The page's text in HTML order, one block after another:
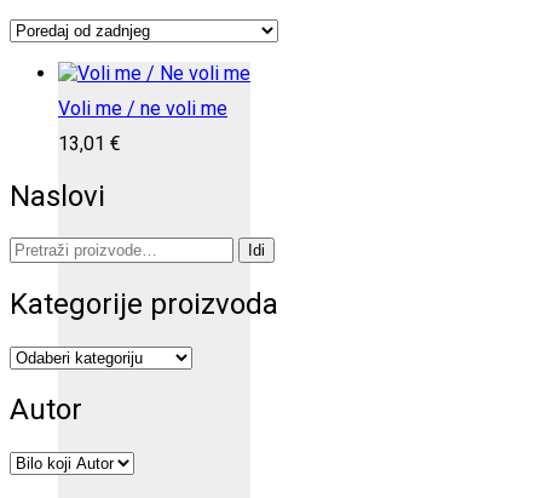
Voli me / ne voli me
13,01 €
Naslovi
Pretraži: Idi
Kategorije proizvoda
Autor